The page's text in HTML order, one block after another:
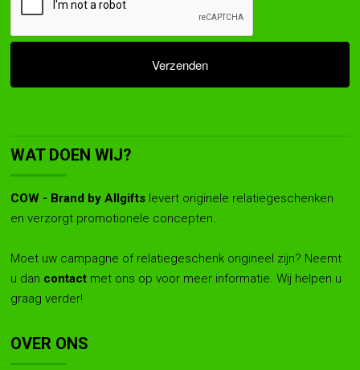
WAT DOEN WIJ?
COW - Brand by Allgifts levert originele relatiegeschenken
en verzorgt promotionele concepten.
Moet uw campagne of relatiegeschenk origineel zijn? Neemt
u dan contact met ons op voor meer informatie. Wij helpen u
graag verder!
OVER ONS